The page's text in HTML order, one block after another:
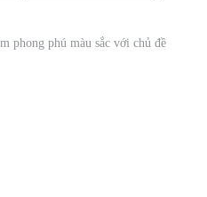
phong phú màu sắc với chủ đề